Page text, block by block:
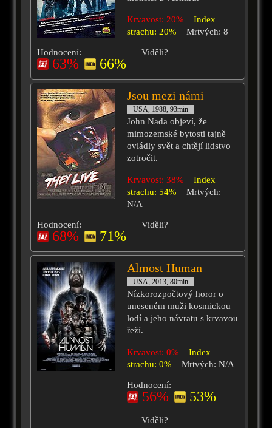
Krvavost: 20%
Index
strachu: 20%
Mrtvých: 8
Hodnocení:
63% 66%
Viděli?
Jsou mezi námi
USA, 1988, 93min
John Nada objeví, že
mimozemské bytosti tajně
ovládly svět a chtějí lidstvo
zotročit.
Krvavost: 38%
Index
strachu: 54%
Mrtvých:
N/A
Hodnocení:
68% 71%
Viděli?
Almost Human
USA, 2013, 80min
Nízkorozpočtový horor o
uneseném muži kosmickou
lodí a jeho návratu s krvavou
řeží.
Krvavost: 0%
Index
strachu: 0%
Mrtvých: N/A
Hodnocení:
56% 53%
Viděli?